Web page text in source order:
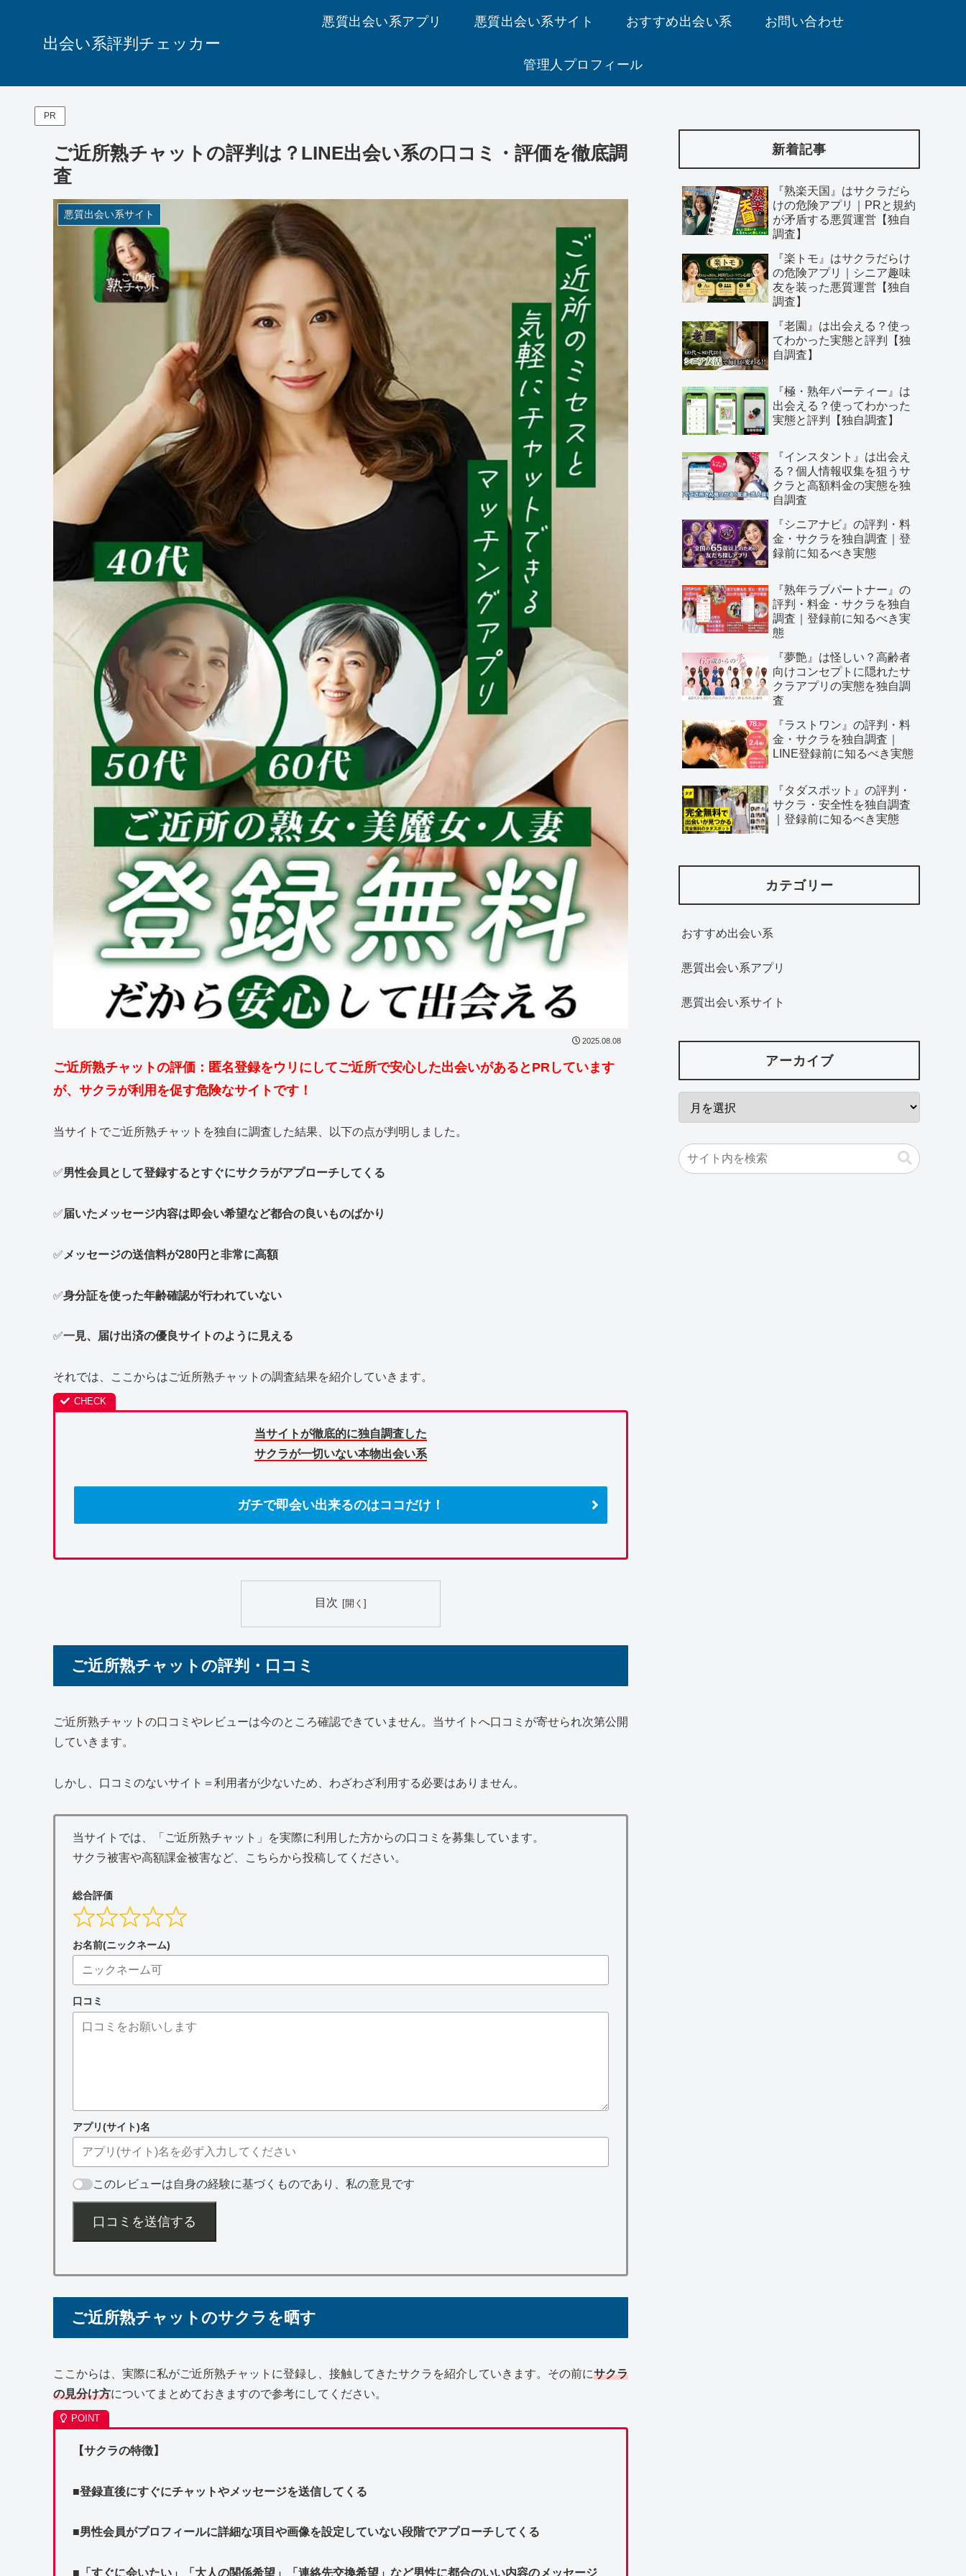
出会い系評判チェッカー
悪質出会い系アプリ 悪質出会い系サイト おすすめ出会い系 お問い合わせ
管理人プロフィール
PR
ご近所熟チャットの評判は？LINE出会い系の口コミ・評価を徹底調
査
悪質出会い系サイト
2025.08.08
ご近所熟チャットの評価：匿名登録をウリにしてご近所で安心した出会いがあるとPRしています
が、サクラが利用を促す危険なサイトです！
当サイトでご近所熟チャットを独自に調査した結果、以下の点が判明しました。
✅男性会員として登録するとすぐにサクラがアプローチしてくる
✅届いたメッセージ内容は即会い希望など都合の良いものばかり
✅ メッセージの送信料が280円と非常に高額
✅身分証を使った年齢確認が行われていない
✅一見、届け出済の優良サイトのように見える
それでは、ここからはご近所熟チャットの調査結果を紹介していきます。
当サイトが徹底的に独自調査した
サクラが一切いない本物出会い系
ガチで即会い出来るのはココだけ！
目次
ご近所熟チャットの評判・口コミ
ご近所熟チャットの口コミやレビューは今のところ確認できていません。当サイトへ口コミが寄せられ次第公開
していきます。
しかし、口コミのないサイト＝利用者が少ないため、わざわざ利用する必要はありません。
当サイトでは、「ご近所熟チャット」を実際に利用した方からの口コミを募集しています。
サクラ被害や高額課金被害など、こちらから投稿してください。
総合評価
お名前(ニックネーム)
口コミ
アプリ(サイト)名
このレビューは自身の経験に基づくものであり、私の意見です
口コミを送信する
ご近所熟チャットのサクラを晒す
ここからは、実際に私がご近所熟チャットに登録し、接触してきたサクラを紹介していきます。その前にサクラ
の見分け方についてまとめておきますので参考にしてください。
【サクラの特徴】
■登録直後にすぐにチャットやメッセージを送信してくる
■男性会員がプロフィールに詳細な項目や画像を設定していない段階でアプローチしてくる
■「すぐに会いたい」「大人の関係希望」「連絡先交換希望」など男性に都合のいい内容のメッセージ
新着記事
『熟楽天国』はサクラだら
けの危険アプリ｜PRと規約
が矛盾する悪質運営【独自
調査】
『楽トモ』はサクラだらけ
の危険アプリ｜シニア趣味
友を装った悪質運営【独自
調査】
『老園』は出会える？使っ
てわかった実態と評判【独
自調査】
『極・熟年パーティー』は
出会える？使ってわかった
実態と評判【独自調査】
『インスタント』は出会え
る？個人情報収集を狙うサ
クラと高額料金の実態を独
自調査
『シニアナビ』の評判・料
金・サクラを独自調査｜登
録前に知るべき実態
『熟年ラブパートナー』の
評判・料金・サクラを独自
調査｜登録前に知るべき実
態
『夢艶』は怪しい？高齢者
向けコンセプトに隠れたサ
クラアプリの実態を独自調
査
『ラストワン』の評判・料
金・サクラを独自調査｜
LINE登録前に知るべき実態
『タダスポット』の評判・
サクラ・安全性を独自調査
｜登録前に知るべき実態
カテゴリー
おすすめ出会い系
悪質出会い系アプリ
悪質出会い系サイト
アーカイブ